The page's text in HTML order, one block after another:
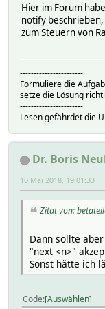
Hier im Forum
notify beschrieben,
zum Steuern von
-----------------------
Formuliere die
setze die Lösung
-----------------------
Lesen gefährdet die
Dr. Boris
10 Mai 2018, 19:01:33
Zitat von:
Dann sollte
"next <n>"
Sonst hätte ich
Code Auswählen